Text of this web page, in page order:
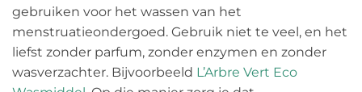
gebruiken voor het wassen van het
menstruatieondergoed. Gebruik niet te veel, en het
liefst zonder parfum, zonder enzymen en zonder
wasverzachter. Bijvoorbeeld L’Arbre Vert Eco